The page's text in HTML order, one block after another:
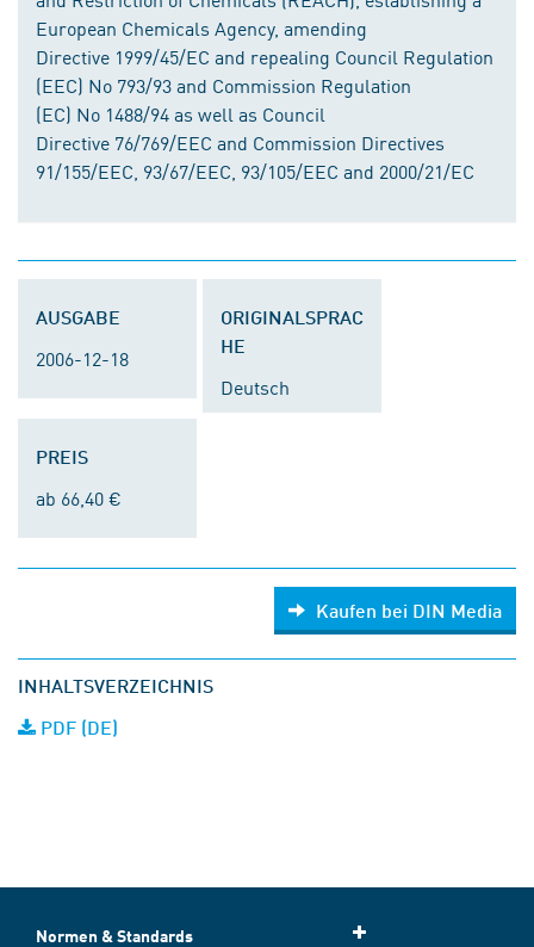
European Chemicals Agency, amending
Directive 1999/45/EC and repealing Council Regulation
(EEC) No 793/93 and Commission Regulation
(EC) No 1488/94 as well as Council
Directive 76/769/EEC and Commission Directives
91/155/EEC, 93/67/EEC, 93/105/EEC and 2000/21/EC
AUSGABE
2006-12-18
ORIGINALSPRAC
HE
Deutsch
PREIS
ab 66,40 €
Kaufen bei DIN Media
INHALTSVERZEICHNIS
PDF (DE)
Normen & Standards